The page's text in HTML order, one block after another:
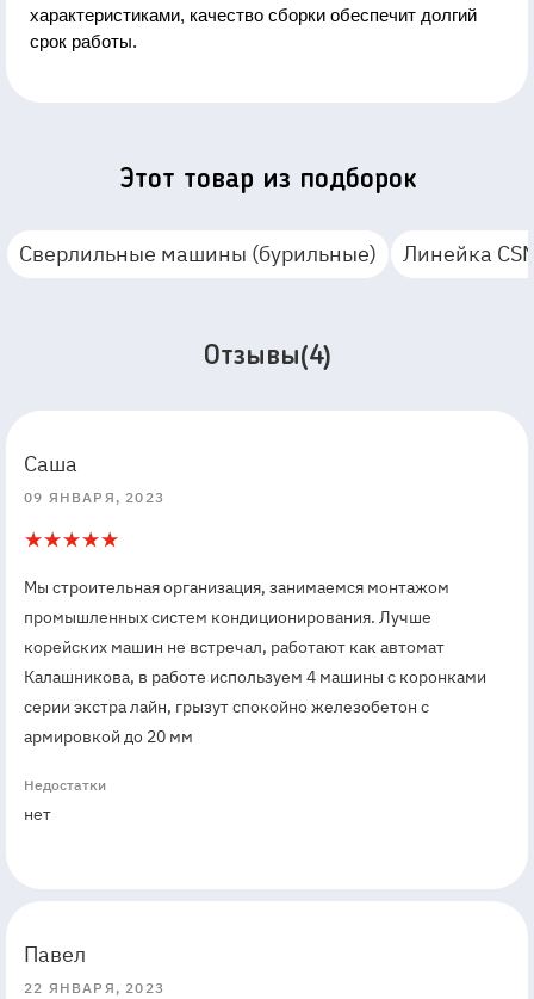
характеристиками, качество сборки обеспечит долгий
срок работы.
Этот товар из подборок
Сверлильные машины (бурильные) Линейка
Отзывы(4)
55
Саша
09 ЯНВАРЯ, 2023
5
1
Мы строительная организация, занимаемся монтажом
промышленных систем кондиционирования. Лучше
корейских машин не встречал, работают как автомат
Калашникова, в работе используем 4 машины с коронками
серии экстра лайн, грызут спокойно железобетон с
армировкой до 20 мм
Недостатки
нет
55
Павел
22 ЯНВАРЯ, 2023